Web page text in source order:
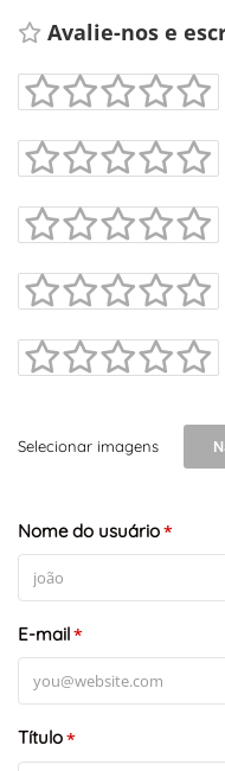
+-
Avalie-nos e
Selecionar imagens
Nome do usuário*
E-mail*
Título*